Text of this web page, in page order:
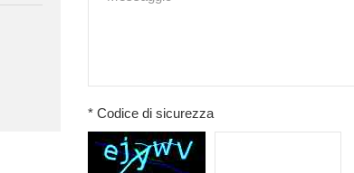
* Codice di sicurezza